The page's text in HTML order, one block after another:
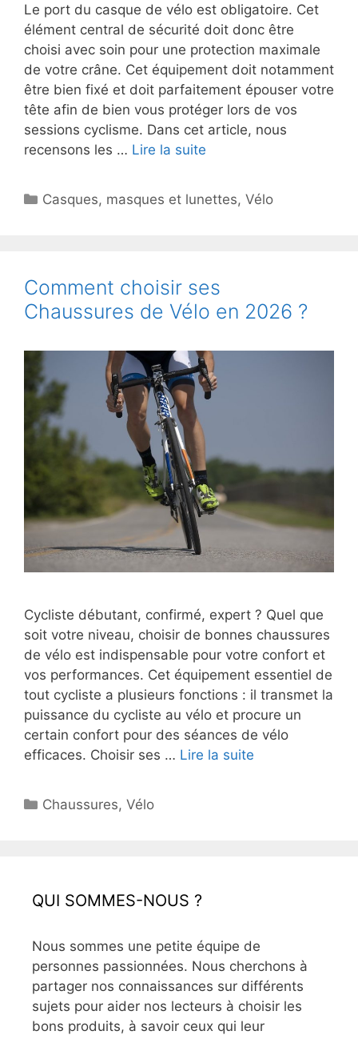
Le port du casque de vélo est obligatoire. Cet
élément central de sécurité doit donc être
choisi avec soin pour une protection maximale
de votre crâne. Cet équipement doit notamment
être bien fixé et doit parfaitement épouser votre
tête afin de bien vous protéger lors de vos
sessions cyclisme. Dans cet article, nous
recensons les … Lire la suite
Catégories
Casques, masques et lunettes,Vélo
Comment choisir ses
Chaussures de Vélo en 2026 ?
Cycliste débutant, confirmé, expert ? Quel que
soit votre niveau, choisir de bonnes chaussures
de vélo est indispensable pour votre confort et
vos performances. Cet équipement essentiel de
tout cycliste a plusieurs fonctions : il transmet la
puissance du cycliste au vélo et procure un
certain confort pour des séances de vélo
efficaces. Choisir ses … Lire la suite
Catégories
Chaussures,Vélo
QUI SOMMES-NOUS ?
Nous sommes une petite équipe de
personnes passionnées. Nous cherchons à
partager nos connaissances sur différents
sujets pour aider nos lecteurs à choisir les
bons produits, à savoir ceux qui leur